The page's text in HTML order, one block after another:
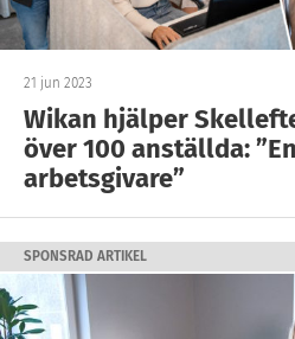
21 jun 2023
Wikan hjälper
över 100 anställda:
arbetsgivare”
SPONSRAD ARTIKEL